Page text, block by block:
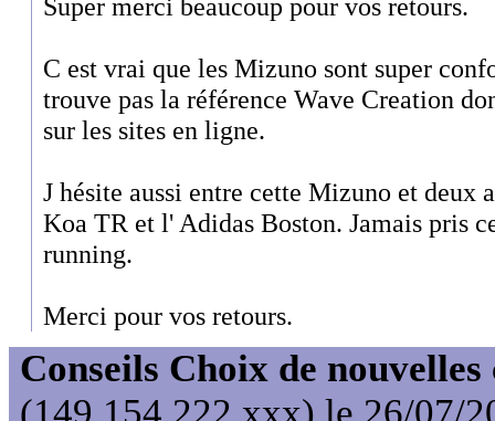
C est vrai que les Mizuno sont super
trouve pas la référence Wave Creation
sur les sites en ligne.
J hésite aussi entre cette Mizuno et deux
Koa TR et l' Adidas Boston. Jamais pris
running.
Merci pour vos retours.
Conseils Choix de nouvelles